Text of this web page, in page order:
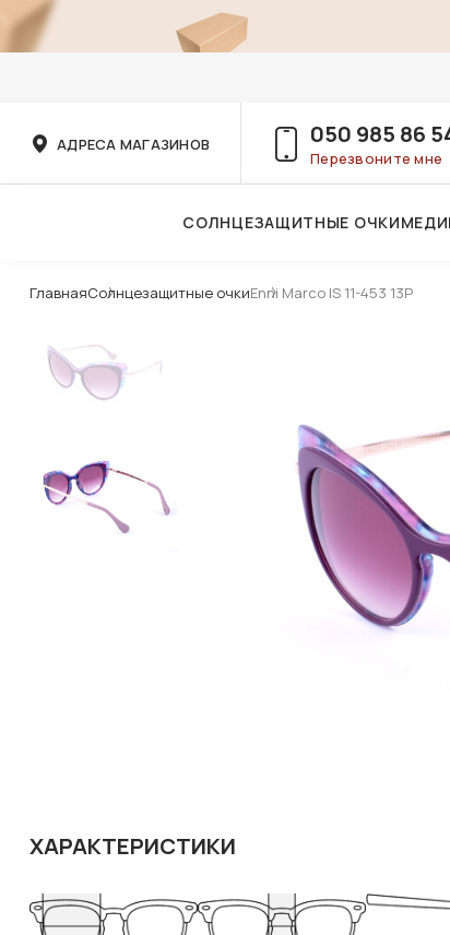
АДРЕСА МАГАЗИНОВ 050 985 86
Перезвоните мне
СОЛНЦЕЗАЩИТНЫЕ ОЧКИ
ГлавнаяСолнцезащитные очкиEnni Marco IS 11-453 13P
ХАРАКТЕРИСТИКИ